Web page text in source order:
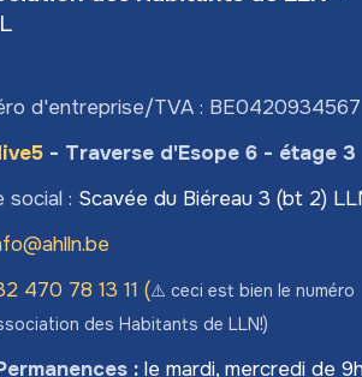
d'entreprise/TVA : BE0420934567
- Traverse d'Esope 6 - étage 3
social : Scavée du Biéreau 3 (bt 2)
470 78​ 13 11 (⚠️ ceci est bien le numéro
des Habitants de LLN!)
: le mardi, mercredi de